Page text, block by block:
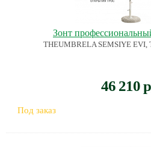
Зонт
THEUMBRELA SEMSIYE EVI,
46 210
Под заказ